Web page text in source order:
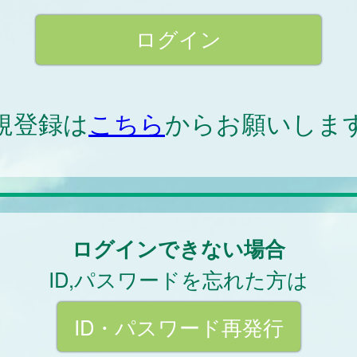
登録はこちらからお願いしま
ログインできない場合
ID,パスワードを忘れた方は
ID・パスワード再発行